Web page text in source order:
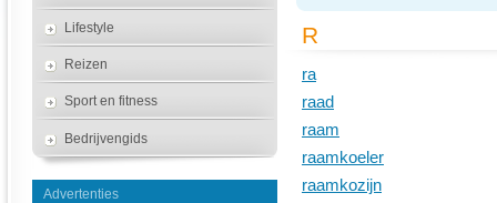
Lifestyle
Reizen
Sport en fitness
Bedrijvengids
Advertenties
R
ra
raad
raam
raamkoeler
raamkozijn